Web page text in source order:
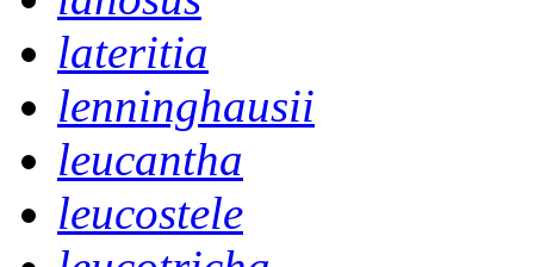
lateritia
lenninghausii
leucantha
leucostele